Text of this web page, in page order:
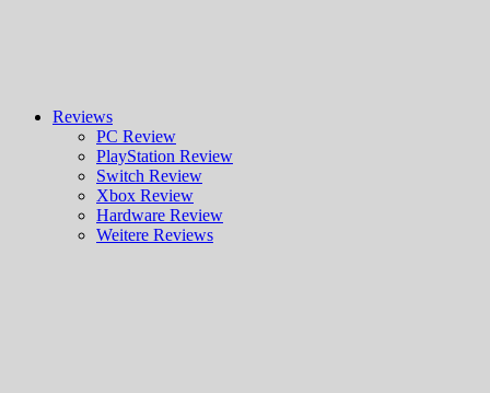
Reviews
PC Review
PlayStation Review
Switch Review
Xbox Review
Hardware Review
Weitere Reviews